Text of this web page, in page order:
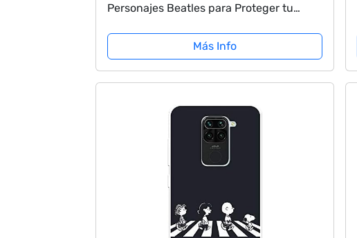
Personajes Beatles para Proteger tu
Flexible con Licencia Oficial de Peanuts.
Más Info